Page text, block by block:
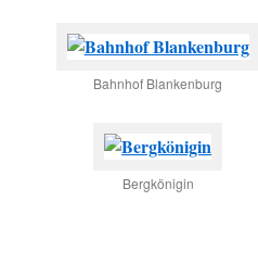
Bahnhof Blankenburg
Bergkönigin